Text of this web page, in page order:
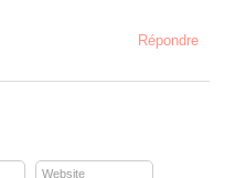
Répondre